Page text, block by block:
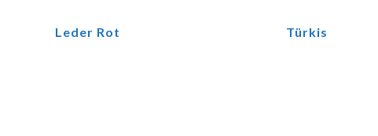
Leder Rot Türkis